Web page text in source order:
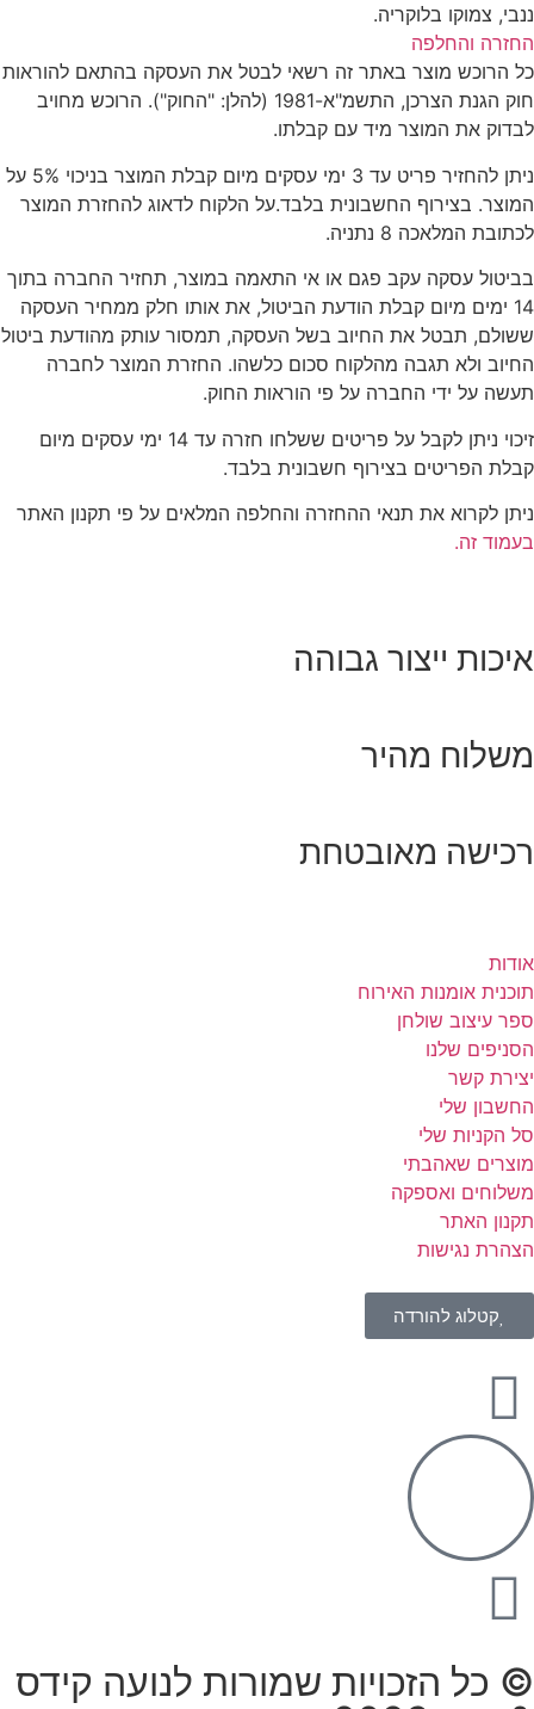
ננבי, צמוקו בלוקריה.
החזרה והחלפה
כל הרוכש מוצר באתר זה רשאי לבטל את העסקה בהתאם להוראות
חוק הגנת הצרכן, התשמ"א-1981 (להלן: "החוק"). הרוכש מחויב
לבדוק את המוצר מיד עם קבלתו.
ניתן להחזיר פריט עד 3 ימי עסקים מיום קבלת המוצר בניכוי 5% על
המוצר. בצירוף החשבונית בלבד.על הלקוח לדאוג להחזרת המוצר
לכתובת המלאכה 8 נתניה.
בביטול עסקה עקב פגם או אי התאמה במוצר, תחזיר החברה בתוך
14 ימים מיום קבלת הודעת הביטול, את אותו חלק ממחיר העסקה
ששולם, תבטל את החיוב בשל העסקה, תמסור עותק מהודעת ביטול
החיוב ולא תגבה מהלקוח סכום כלשהו. החזרת המוצר לחברה
תעשה על ידי החברה על פי הוראות החוק.
זיכוי ניתן לקבל על פריטים ששלחו חזרה עד 14 ימי עסקים מיום
קבלת הפריטים בצירוף חשבונית בלבד.
ניתן לקרוא את תנאי ההחזרה והחלפה המלאים על פי תקנון האתר
בעמוד זה.
איכות ייצור גבוהה
משלוח מהיר
רכישה מאובטחת
אודות
תוכנית אומנות האירוח
ספר עיצוב שולחן
הסניפים שלנו
יצירת קשר
החשבון שלי
סל הקניות שלי
מוצרים שאהבתי
משלוחים ואספקה
תקנון האתר
הצהרת נגישות
קטלוג להורדה
© כל הזכויות שמורות לנועה קידס